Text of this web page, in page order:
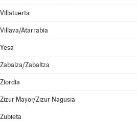
Villatuerta
Villava/Atarrabia
Yesa
Zabalza/Zabaltza
Ziordia
Zizur Mayor/Zizur Nagusia
Zubieta